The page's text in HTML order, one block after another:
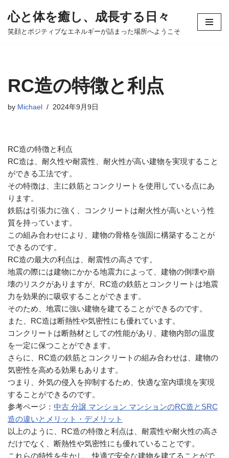
コ
へ
キ
心と体を癒し、成長する日々
笑顔とポジティブなエネルギーが詰まった場所へようこそ
RC造の特徴と利点
by Michael 2024年9月9日
RC造の特徴と利点
RC造は、耐久性や耐震性、耐火性が高い建物を実現すること
ができる工法です。
その特徴は、主に鉄筋とコンクリートを使用している点にあ
ります。
鉄筋は引張力に強く、コンクリートは耐火性が高いという性
質を持っています。
この組み合わせにより、建物の骨格を強固に構築することが
できるのです。
RC造の最大の利点は、耐震性の高さです。
地震の際には建物にかかる地震力によって、建物の倒壊や崩
壊のリスクがありますが、RC造の鉄筋とコンクリートは地震
力を効果的に吸収することができます。
そのため、地震に強い建物を建てることができるのです。
また、RC造は断熱性や気密性にも優れています。
コンクリートは断熱材としての性能があり、建物内部の温度
を一定に保つことができます。
さらに、RC造の鉄筋とコンクリートの組み合わせは、建物の
気密性を高める効果もあります。
つまり、外気の侵入を抑制するため、快適な室内環境を実現
することができるのです。
参考ページ： 中古 分譲 マンション マンションのRC造とSRC
造の違いとメリット・デメリット
以上のように、RC造の特徴と利点は、耐震性や耐火性の高さ
だけでなく、断熱性や気密性にも優れていることです。
これらの特性を生かし、快適で安全な建物を建てることがで